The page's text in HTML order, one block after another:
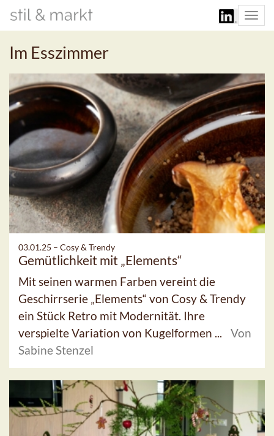
Im Esszimmer
03.01.25 – Cosy & Trendy
Gemütlichkeit mit „Elements“
Mit seinen warmen Farben vereint die
Geschirrserie „Elements“ von Cosy & Trendy
ein Stück Retro mit Modernität. Ihre
verspielte Variation von Kugelformen ...
Von
Sabine Stenzel